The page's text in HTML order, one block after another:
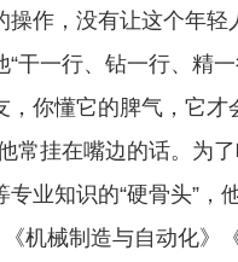
操作，没有让这个年轻
“干一行、钻一行、精一
，你懂它的脾气，它才
常挂在嘴边的话。为了
专业知识的“硬骨头”，
《机械制造与自动化》